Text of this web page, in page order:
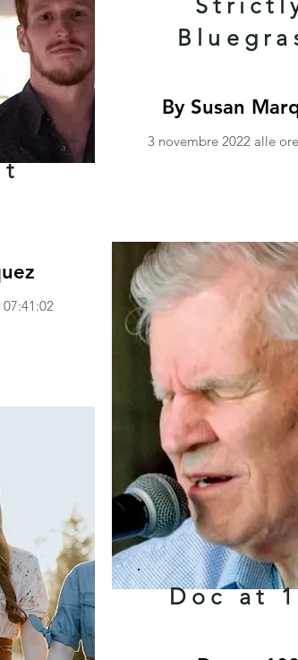
By Susan
3 novembre 2022 alle
Doc at